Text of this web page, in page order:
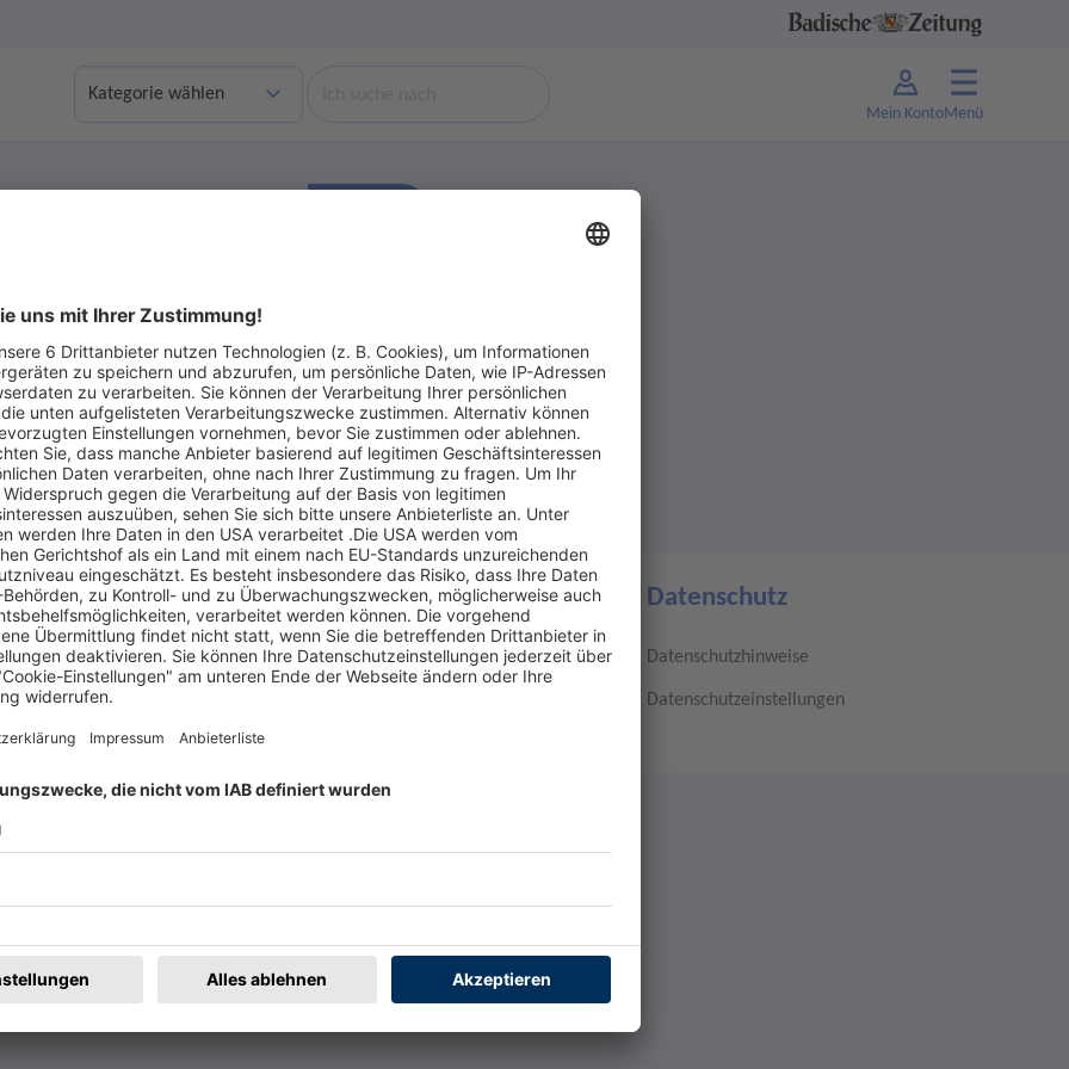
Mein KontoMenü
Angebote anzeigen Ohne Gebot
zeitung.de
Rechtliches
Impressum
Datenschutz
Datenschutzhinweise
Datenschutzeinstellungen